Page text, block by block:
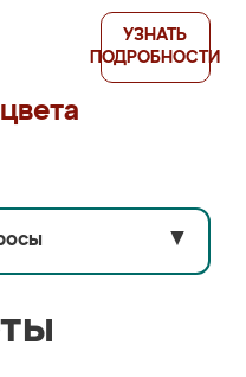
УЗНАТЬ
ПОДРОБНОСТИ
▼